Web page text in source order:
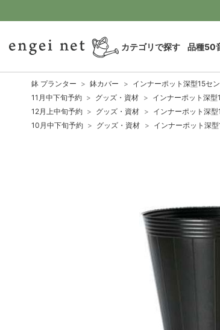
カテゴリで探す 品種50
鉢 プランター 鉢カバー
インナーポット深型15セ
11月中下旬予約
グッズ・資材
インナーポット深
12月上中旬予約
グッズ・資材
インナーポット深
10月中下旬予約
グッズ・資材 インナーポット深